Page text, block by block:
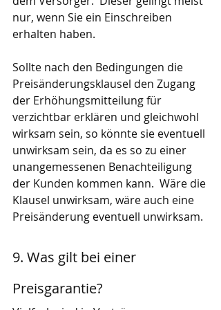
nur, wenn Sie ein Einschreiben
erhalten haben.
Sollte nach den Bedingungen die
Preisänderungsklausel den Zugang
der Erhöhungsmitteilung für
verzichtbar erklären und gleichwohl
wirksam sein, so könnte sie eventuell
unwirksam sein, da es so zu einer
unangemessenen Benachteiligung
der Kunden kommen kann.  Wäre die
Klausel unwirksam, wäre auch eine
Preisänderung eventuell unwirksam.
9. Was gilt bei einer
Preisgarantie?